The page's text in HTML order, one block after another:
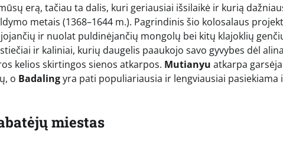
erą, tačiau ta dalis, kuri geriausiai išsilaikė ir kurią
metais (1368–1644 m.). Pagrindinis šio kolosalaus
ir nuolat puldinėjančių mongolų bei kitų klajoklių
ir kaliniai, kurių daugelis paaukojo savo gyvybes dėl
kelios skirtingos sienos atkarpos. Mutianyu atkarpa
o Badalingyra pati populiariausia ir lengviausiai pasiekiama
miestas